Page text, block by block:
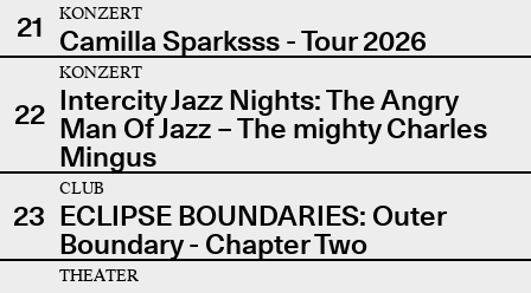
21
KONZERT
Camilla Sparksss - Tour 2026
22
KONZERT
Intercity Jazz Nights: The Angry
Man Of Jazz – The mighty Charles
Mingus
23
CLUB
ECLIPSE BOUNDARIES: Outer
Boundary - Chapter Two
THEATER